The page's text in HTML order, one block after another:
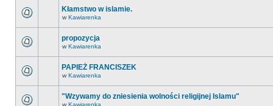
Kłamstwo w islamie.
w Kawiarenka
propozycja
w Kawiarenka
PAPIEŻ FRANCISZEK
w Kawiarenka
"Wzywamy do zniesienia wolności religijnej Islamu"
w Kawiarenka